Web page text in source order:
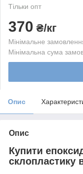
Тільки опт
370 ₴/кг
Мінімальне
Мінімальна сума
Опис
Опис
Купити
склопластику